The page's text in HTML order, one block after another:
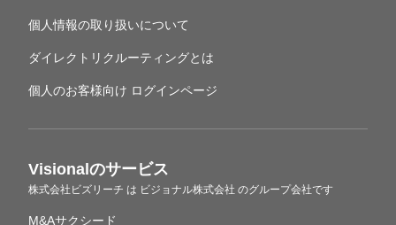
個人情報の取り扱いについて
ダイレクトリクルーティングとは
個人のお客様向け ログインページ
Visionalのサービス
株式会社ビズリーチ は ビジョナル株式会社 のグループ会社です
M&Aサクシード